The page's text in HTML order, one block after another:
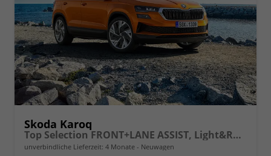
Skoda Karoq
Top Selection FRONT+LANE ASSIST, Light&Rain FULL LED, KESSY, 8" Entertainment, virtuelles Cockpit, Climatronic, Parksensoren, Sitzhzg., 17" ALU uvm.
unverbindliche Lieferzeit: 4 Monate Neuwagen